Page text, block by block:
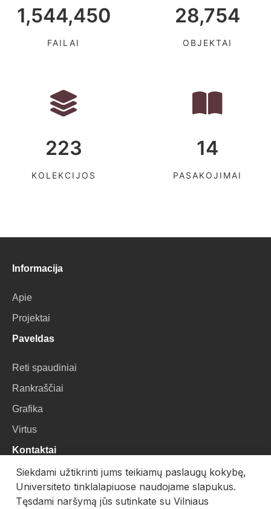
1,544,450
FAILAI
28,754
OBJEKTAI
223
KOLEKCIJOS
14
PASAKOJIMAI
Informacija
Apie
Projektai
Paveldas
Reti spaudiniai
Rankraščiai
Grafika
Virtus
Kontaktai
VU Biblioteka
Universiteto g. 3, LT-01122, Vilnius
Siekdami užtikrinti jums teikiamų paslaugų kokybę,
Universiteto tinklalapiuose naudojame slapukus.
Tęsdami naršymą jūs sutinkate su Vilniaus